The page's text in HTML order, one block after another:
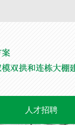
人才招聘